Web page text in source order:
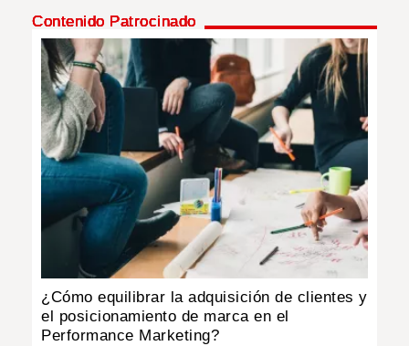
Contenido Patrocinado
¿Cómo equilibrar la adquisición de clientes y
el posicionamiento de marca en el
Performance Marketing?